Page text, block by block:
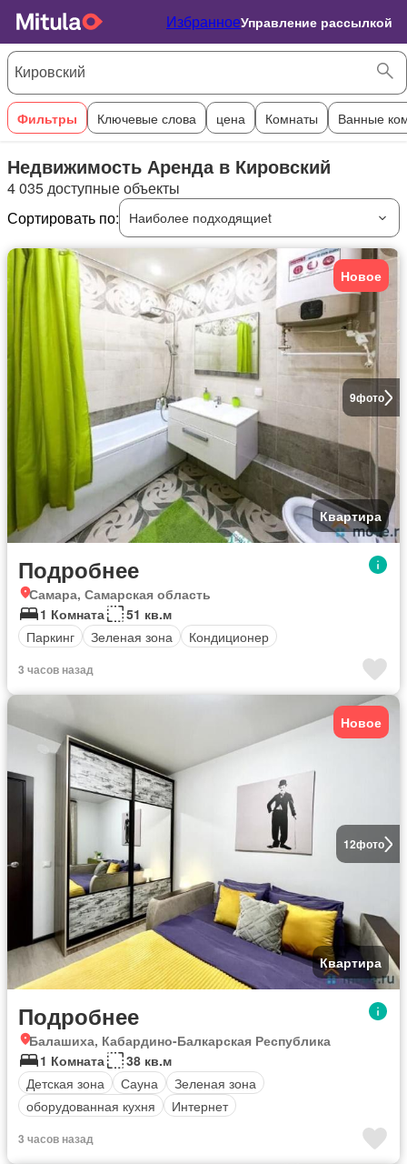
ИзбранноеУправление рассылкой
Фильтры Ключевые слова цена Комнаты Ванные
Недвижимость Аренда в Кировский
4 035 доступные объекты
Сортировать по:
Наиболее подходящиеt
9фото
Новое
Квартира
Подробнее
Самара, Самарская область
1 Комната
51 кв.м
Паркинг
Зеленая зона Кондиционер
3 часов назад
12фото
Новое
Квартира
Подробнее
Балашиха, Кабардино-Балкарская Республика
1 Комната
38 кв.м
Детская зона
Сауна
Зеленая зона
оборудованная кухня
Интернет
3 часов назад